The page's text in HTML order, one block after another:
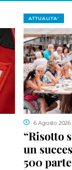
ATTUALITA'
6 Agosto 2026
“Risotto
un
500